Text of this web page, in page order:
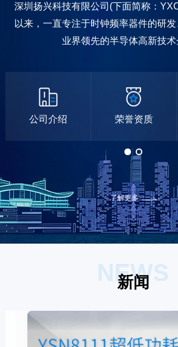
深圳扬兴科技有限公司(下面简称：
以来，一直专注于时钟频率器件的研
业界领先的半导体高新技术
公司介绍 荣誉资质
了解更多
NEWS
新闻